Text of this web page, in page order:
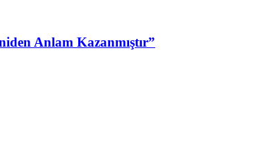
Anlam Kazanmıştır”